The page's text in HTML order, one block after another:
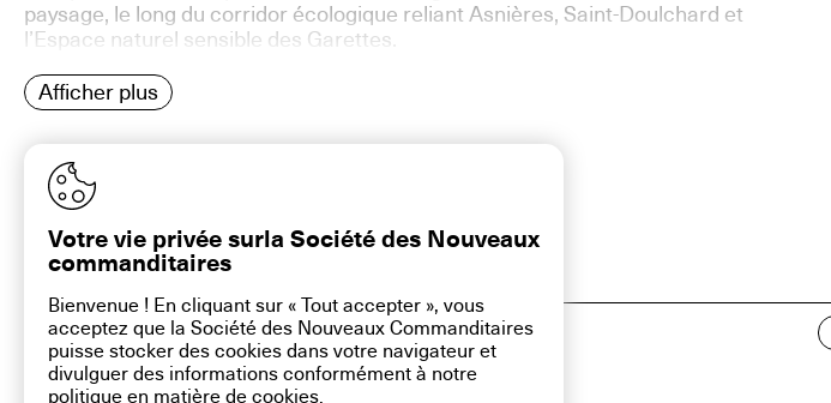
paysage, le long du corridor écologique reliant Asnières, Saint-Doulchard et
l’Espace naturel sensible des Garettes.
Afficher plus
contact@la-snc.org
Votre vie privée surla Société des Nouveaux
commanditaires
Bienvenue ! En cliquant sur « Tout accepter », vous
acceptez que la Société des Nouveaux Commanditaires
puisse stocker des cookies dans votre navigateur et
divulguer des informations conformément à notre
politique en matière de cookies.